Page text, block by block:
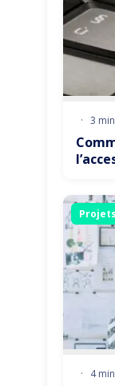
· 3
Projets
· 4